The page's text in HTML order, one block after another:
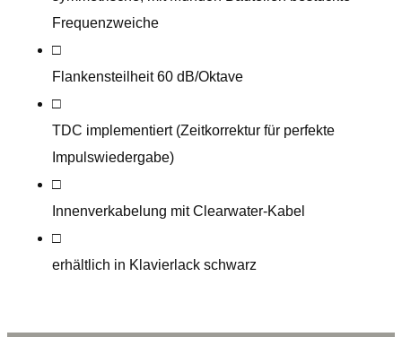
Frequenzweiche
□
Flankensteilheit 60 dB/Oktave
□
TDC implementiert (Zeitkorrektur für perfekte
Impulswiedergabe)
□
Innenverkabelung mit Clearwater-Kabel
□
erhältlich in Klavierlack schwarz